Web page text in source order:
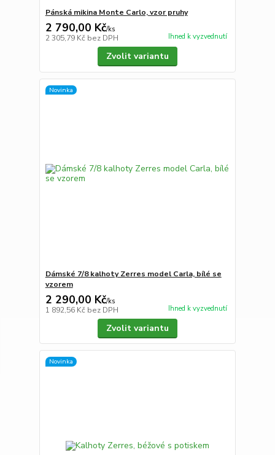
Pánská mikina Monte Carlo, vzor pruhy
2 790,00 Kč/ks
2 305,79 Kč bez DPH Ihned k vyzvednutí
Zvolit variantu
Novinka
Dámské 7/8 kalhoty Zerres model Carla, bílé se
vzorem
2 290,00 Kč/ks
1 892,56 Kč bez DPH Ihned k vyzvednutí
Zvolit variantu
Novinka